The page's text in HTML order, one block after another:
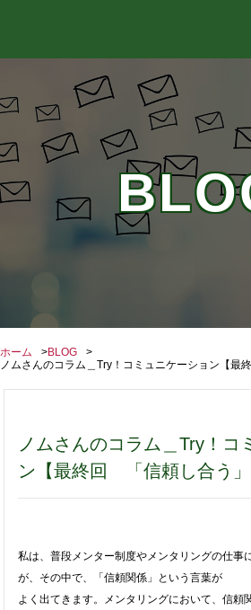
ホーム
BLOG
ノムさんのコラム＿Try！コミュニケーション【最
ノムさんのコラム＿Try！コ
ン【最終回 「信頼し合う」
私は、普段メンター制度やメンタリングの仕事
が、その中で、「信頼関係」という言葉が
よく出てきます。メンタリングにおいて、信頼